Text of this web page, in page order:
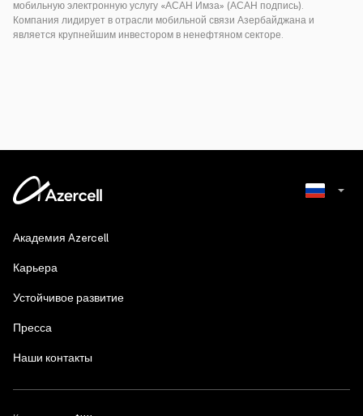
мобильную электронную услугу «АСАН Имза» (АСАН подпись).
Компания лидирует в отрасли мобильной связи Азербайджана и
является крупнейшим инвестором в ненефтяном секторе.
Академия Azercell
Карьера
Устойчивое развитие
Пресса
Наши контакты